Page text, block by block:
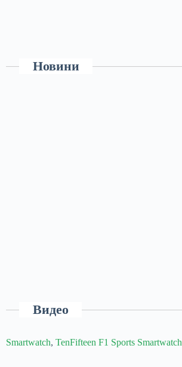
Новини
Видео
Smartwatch, TenFifteen F1 Sports Smartwatch